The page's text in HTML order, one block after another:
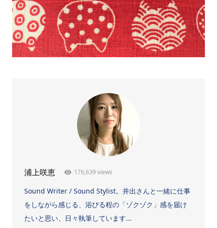
浦上咲恵 176,639 views
Sound Writer / Sound Stylist。井出さんと一緒に仕事
をしながら感じる、浴びる程の「ゾクゾク」感を届け
たいと思い、日々執筆しています...